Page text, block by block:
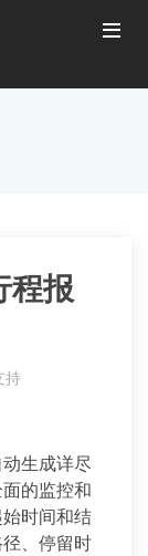
程报
持
生成详尽
的监控和
时间和结
、停留时